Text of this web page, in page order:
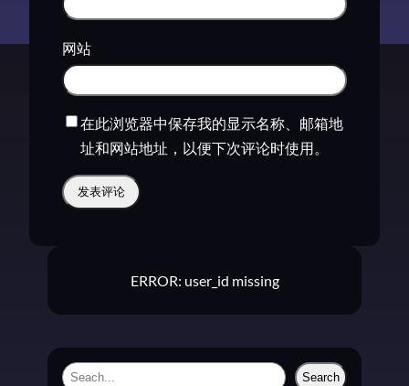
网站
在此浏览器中保存我的显示名称、邮箱地
址和网站地址，以便下次评论时使用。
ERROR: user_id missing
S
Search